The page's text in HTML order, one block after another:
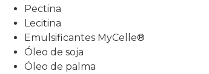
Pectina
Lecitina
Emulsificantes MyCelle®
Óleo de soja
Óleo de palma